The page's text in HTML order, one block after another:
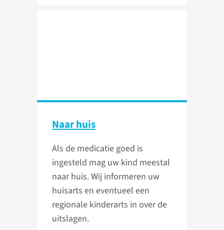
Naar huis
Als de medicatie goed is
ingesteld mag uw kind meestal
naar huis. Wij informeren uw
huisarts en eventueel een
regionale kinderarts in over de
uitslagen.